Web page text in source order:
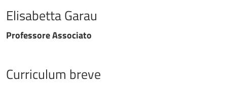
Elisabetta Garau
Professore Associato
Curriculum breve